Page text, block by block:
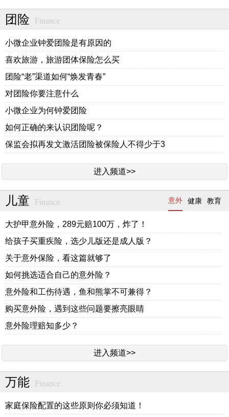
团险 Finance
小微企业钟爱团险是有原因的
喜欢旅游，旅游团体保险怎么买
团险“老”渠道如何“焕发青春”
对团险你要注意什么
小微企业为何钟爱团险
如何正确的来认识团险呢？
保监会拟再发文激活团险被保险人不得少于3
进入频道>>
儿童 Finance 意外 健康 教育
大护甲意外险，289元赔100万，炸了！
给孩子买重疾险，选少儿版还是成人版？
关于意外保险，看这篇就够了
如何挑选适合自己的意外险？
意外险和工伤待遇，鱼和熊掌不可兼得？
购买意外险，遇到这些问题要擦亮眼睛
意外险理赔知多少？
进入频道>>
万能 Finance
家庭保险配置的这些原则你必须知道！